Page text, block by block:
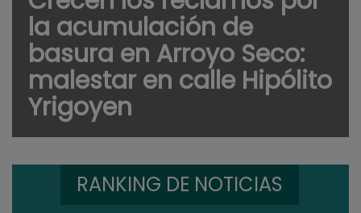
la acumulación de
basura en Arroyo Seco:
malestar en calle Hipólito
Yrigoyen
RANKING DE NOTICIAS